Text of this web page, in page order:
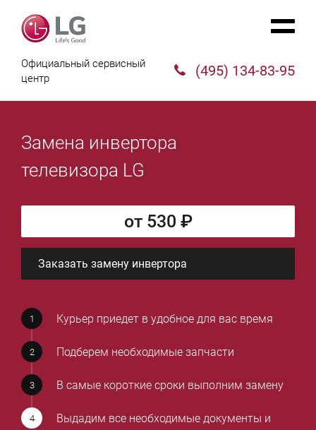
Официальный сервисный
центр
(495) 134-83-95
Замена инвертора
телевизора LG
от 530 ₽
Заказать замену инвертора
Курьер приедет в удобное для вас время
Подберем необходимые запчасти
В самые короткие сроки выполним замену
Выдадим все необходимые документы и